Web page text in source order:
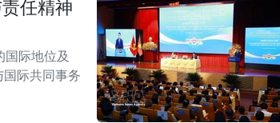
任精神
际地位及
际共同事务